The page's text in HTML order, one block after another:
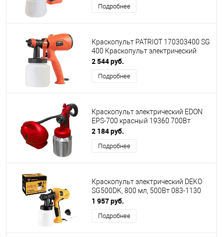
Подробнее
Краскопульт PATRIOT 170303400 SG
400 Краскопульт электрический
2 544 руб.
Подробнее
Краскопульт электрический EDON
EPS-700 красный 19360 700Вт
2 184 руб.
Подробнее
Краскопульт электрический DEKO
SG500DK, 800 мл, 500Вт 083-1130
1 957 руб.
Подробнее